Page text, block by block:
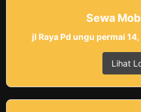
Sewa
jl Raya Pd ungu permai
Lihat